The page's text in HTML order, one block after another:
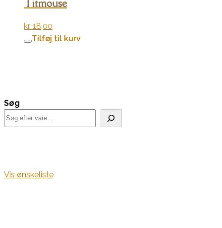
Titmouse
kr. 18,00
Tilføj til kurv
Søg
Vis ønskeliste